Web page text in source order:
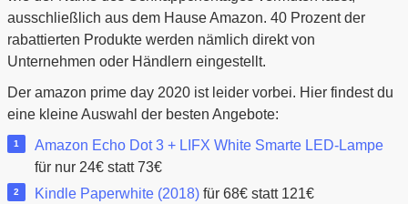
ausschließlich aus dem Hause Amazon. 40 Prozent der
rabattierten Produkte werden nämlich direkt von
Unternehmen oder Händlern eingestellt.
Der amazon prime day 2020 ist leider vorbei. Hier findest du
eine kleine Auswahl der besten Angebote:
Amazon Echo Dot 3 + LIFX White Smarte LED-Lampe
für nur 24€ statt 73€
Kindle Paperwhite (2018)für 68€ statt 121€